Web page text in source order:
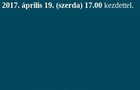
2017. április 19. (szerda) 17.00 kezdettel.